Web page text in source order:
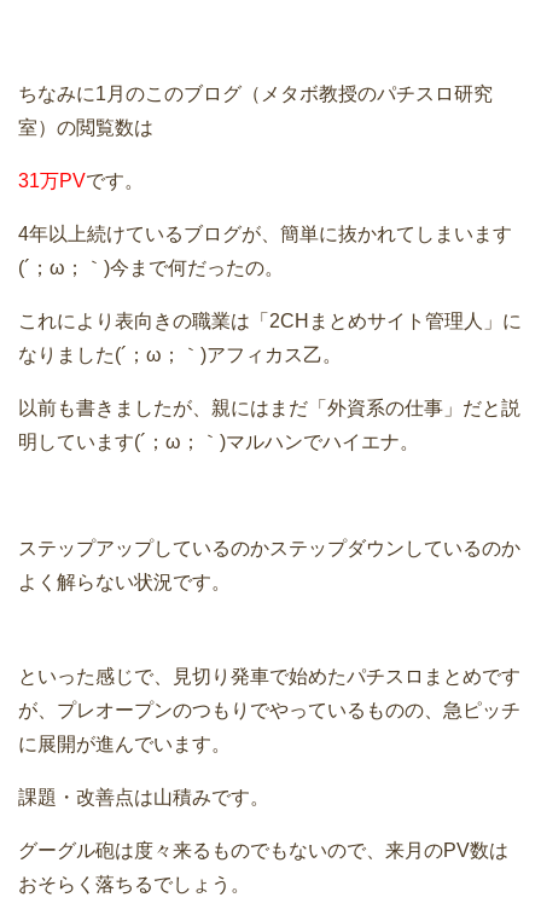
ちなみに1月のこのブログ（メタボ教授のパチスロ研究
室）の閲覧数は
31万PVです。
4年以上続けているブログが、簡単に抜かれてしまいます
(´；ω；｀)今まで何だったの。
これにより表向きの職業は「2CHまとめサイト管理人」に
なりました(´；ω；｀)アフィカス乙。
以前も書きましたが、親にはまだ「外資系の仕事」だと説
明しています(´；ω；｀)マルハンでハイエナ。
ステップアップしているのかステップダウンしているのか
よく解らない状況です。
といった感じで、見切り発車で始めたパチスロまとめです
が、プレオープンのつもりでやっているものの、急ピッチ
に展開が進んでいます。
課題・改善点は山積みです。
グーグル砲は度々来るものでもないので、来月のPV数は
おそらく落ちるでしょう。